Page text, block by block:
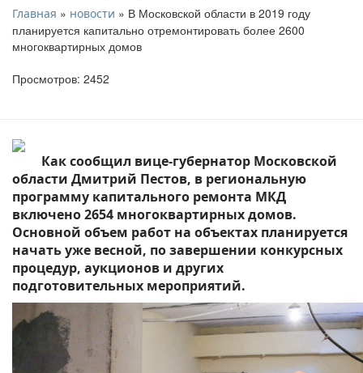
Главная » новости » В Московской области в 2019 году
планируется капитально отремонтировать более 2600
многоквартирных домов
Просмотров: 2452
Как сообщил вице-губернатор Московской
области Дмитрий Пестов, в региональную
программу капитального ремонта МКД
включено 2654 многоквартирных домов.
Основной объем работ на объектах планируется
начать уже весной, по завершении конкурсных
процедур, аукционов и других
подготовительных мероприятий.